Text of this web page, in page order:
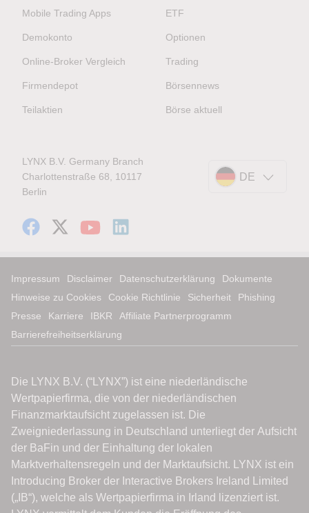
Mobile Trading Apps
Demokonto
Online-Broker Vergleich
Firmendepot
Teilaktien
ETF
Optionen
Trading
Börsennews
Börse aktuell
LYNX B.V. Germany Branch
Charlottenstraße 68, 10117
Berlin
DE
Impressum Disclaimer Datenschutzerklärung
Dokumente
Hinweise zu Cookies
Cookie Richtlinie Sicherheit
Phishing
Presse
Karriere IBKR
Affiliate Partnerprogramm
Barrierefreiheitserklärung